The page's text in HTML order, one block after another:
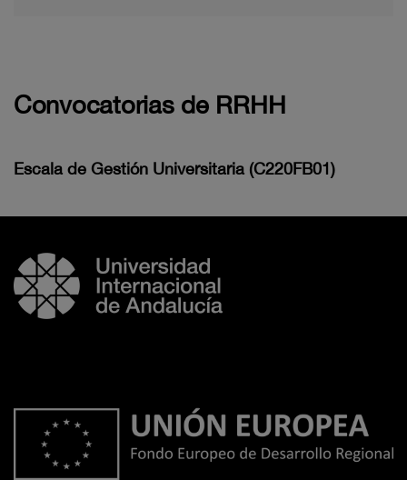
Convocatorias de RRHH
Escala de Gestión Universitaria (C220FB01)